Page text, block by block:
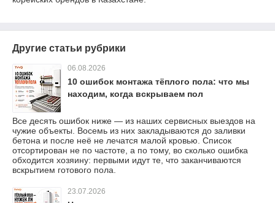
Другие статьи рубрики
06.08.2026
10 ошибок монтажа тёплого пола: что мы
находим, когда вскрываем пол
Все десять ошибок ниже — из наших сервисных выездов на
чужие объекты. Восемь из них закладываются до заливки
бетона и после неё не лечатся малой кровью. Список
отсортирован не по частоте, а по тому, во сколько ошибка
обходится хозяину: первыми идут те, что заканчиваются
вскрытием готового пола.
23.07.2026